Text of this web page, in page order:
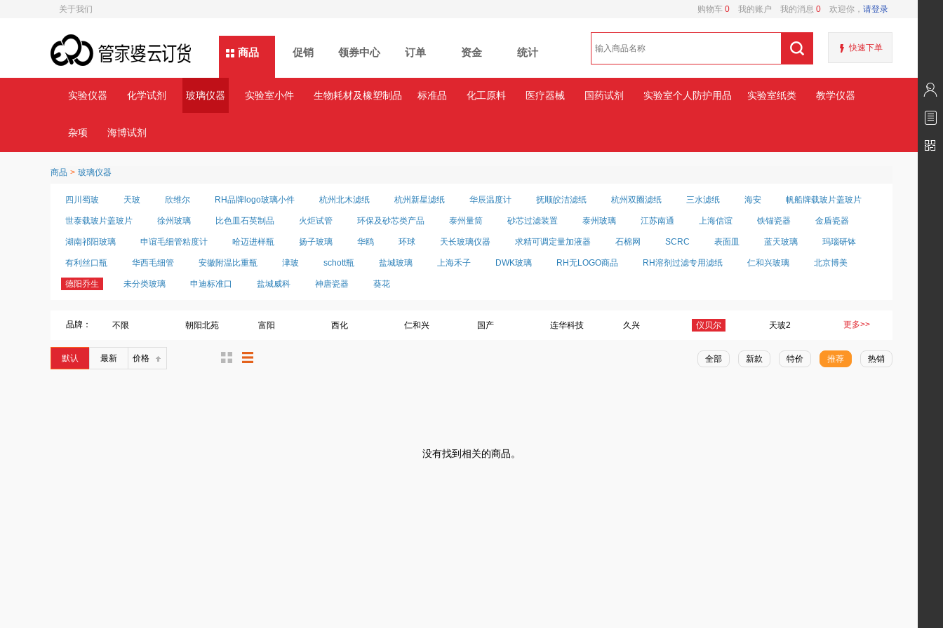
欢迎你， 请登录
关于我们 我的消息 0
我的账户
购物车 0
商品
实验仪器 化学试剂 玻璃仪器 实验室小件 生物耗材及橡塑制品 标准品 化工原料 医疗器械 国药试剂 实验室个人防护用品 实验室纸类 教学仪器
杂项 海博试剂
商品 促销 领券中心 订单 资金 统计 快速下单
商品 > 玻璃仪器
四川蜀玻 天玻 欣维尔 RH品牌logo玻璃小件 杭州北木滤纸 杭州新星滤纸 华辰温度计 抚顺皎洁滤纸 杭州双圈滤纸 三水滤纸 海安 帆船牌载玻片盖玻片
世泰载玻片盖玻片 徐州玻璃 比色皿石英制品 火炬试管 环保及砂芯类产品 泰州量筒 砂芯过滤装置 泰州玻璃 江苏南通 上海信谊 铁锚瓷器 金盾瓷器
湖南祁阳玻璃 申谊毛细管粘度计 哈迈进样瓶 扬子玻璃 华鸥 环球 天长玻璃仪器 求精可调定量加液器 石棉网 SCRC 表面皿 蓝天玻璃 玛瑙研钵
有利丝口瓶 华西毛细管 安徽附温比重瓶 津玻 schott瓶 盐城玻璃 上海禾子 DWK玻璃 RH无LOGO商品 RH溶剂过滤专用滤纸 仁和兴玻璃 北京博美
德阳乔生 未分类玻璃 申迪标准口 盐城威科 神唐瓷器 葵花
品牌： 不限 朝阳北苑 富阳 西化 仁和兴 国产 连华科技 久兴 仪贝尔 天玻2 更多>>
默认 最新 价格 全部 新款 特价 推荐 热销
没有找到相关的商品。